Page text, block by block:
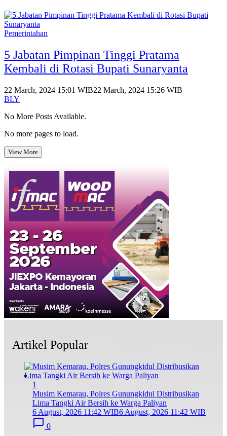
Pemerintahan
5 Jabatan Pimpinan Tinggi Pratama
Kembali di Rotasi Bupati Sunaryanta
22 March, 2024 15:01 WIB22 March, 2024 15:26 WIB
BLY
No More Posts Available.
No more pages to load.
View More
Artikel Popular
1
Musim Kemarau, Polres Gunungkidul Distribusikan
Lima Tangki Air Bersih ke Warga Paliyan
6 August, 2026 11:42 WIB6 August, 2026 11:42 WIB
0